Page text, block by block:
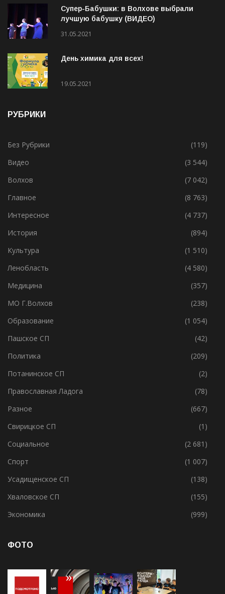
21.04.2021
Супер-Бабушки: в Волхове выбрали
31.05.2021
День химика для всех!
Без Рубрики
(119)
Видео
(3 544)
Волхов
(7 042)
Главное
(8 763)
Интересное
(4 737)
История
(894)
Культура
(1 510)
Ленобласть
(4 580)
Медицина
(357)
МО Г.Волхов
(238)
Образование
(1 054)
Пашское СП
(42)
Политика
(209)
Потанинское СП
(2)
Православная Ладога
(78)
Разное
(667)
Свирицкое СП
(1)
Социальное
(2 681)
Спорт
(1 007)
Усадищенское СП
(138)
Хваловское СП
(155)